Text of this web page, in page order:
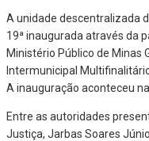
A unidade descentralizada
19ª inaugurada através da
Ministério Público de Minas
Intermunicipal
A inauguração aconteceu
Entre as autoridades
Justiça, Jarbas Soares